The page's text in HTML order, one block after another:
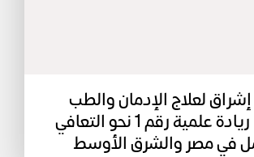
لعلاج الإدمان والطب
النفسي: ريادة علمية رقم 1 نحو التعافي
في مصر والشرق الأوسط